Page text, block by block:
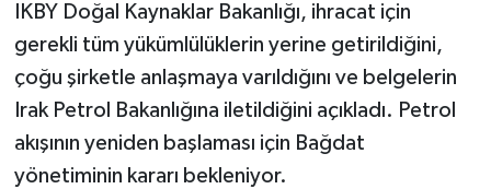
IKBY Doğal Kaynaklar Bakanlığı, ihracat için
gerekli tüm yükümlülüklerin yerine getirildiğini,
çoğu şirketle anlaşmaya varıldığını ve belgelerin
Irak Petrol Bakanlığına iletildiğini açıkladı. Petrol
akışının yeniden başlaması için Bağdat
yönetiminin kararı bekleniyor.